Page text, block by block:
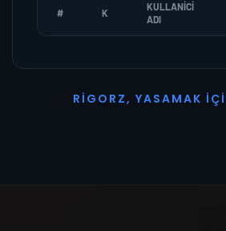
# K
KULLANICI
ADI
R I G O R Z, YASAMAK İ ÇI